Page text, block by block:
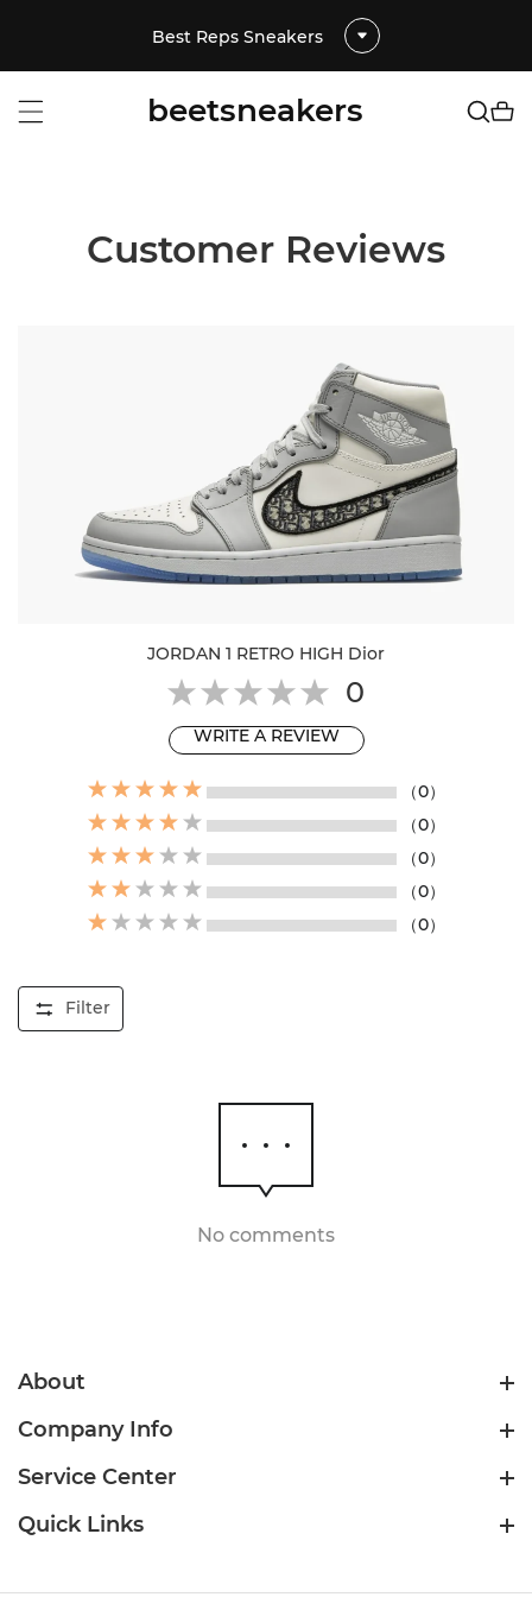
Best Reps Sneakers
beetsneakers
Customer Reviews
JORDAN 1 RETRO HIGH Dior
0
WRITE A REVIEW
（0）
（0）
（0）
（0）
（0）
Filter
No comments
About
Company Info
Service Center
Quick Links